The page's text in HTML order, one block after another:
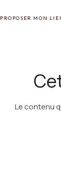
PROPOSER MON
Le contenu